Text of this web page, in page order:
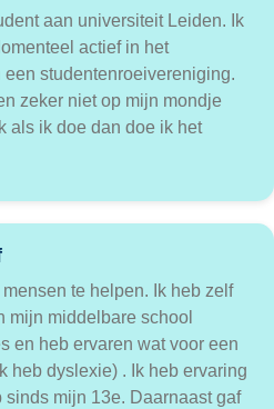
aan universiteit Leiden. Ik
actief in het
studentenroeivereniging.
zeker niet op mijn mondje
als ik doe dan doe ik het
te helpen. Ik heb zelf
mijn middelbare school
en heb ervaren wat voor een
heb dyslexie) . Ik heb ervaring
mijn 13e. Daarnaast gaf